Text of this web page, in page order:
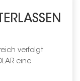
verfolgt
eine